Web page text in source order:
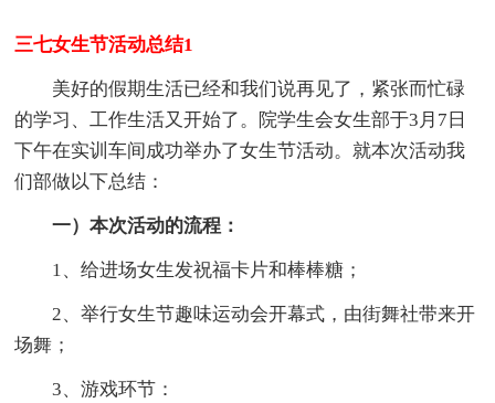
三七女生节活动总结1
美好的假期生活已经和我们说再见了，紧张而忙碌
的学习、工作生活又开始了。院学生会女生部于3月7日
下午在实训车间成功举办了女生节活动。就本次活动我
们部做以下总结：
一）本次活动的流程：
1、给进场女生发祝福卡片和棒棒糖；
2、举行女生节趣味运动会开幕式，由街舞社带来开
场舞；
3、游戏环节：